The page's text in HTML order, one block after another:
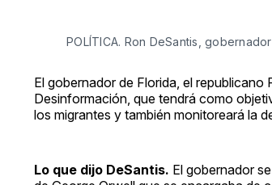
POLÍTICA. Ron DeSantis,
El gobernador de Florida, el
Desinformación, que tendrá como
los migrantes y también monitoreará la
Lo que dijo DeSantis. El gobernador